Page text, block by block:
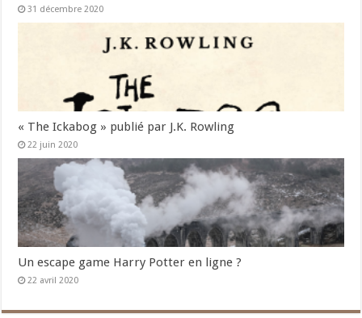
31 décembre 2020
« The Ickabog » publié par J.K. Rowling
22 juin 2020
Un escape game Harry Potter en ligne ?
22 avril 2020